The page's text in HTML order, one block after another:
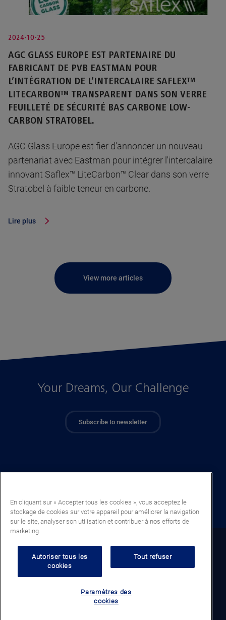
2024-10-25
AGC GLASS EUROPE EST PARTENAIRE DU
FABRICANT DE PVB EASTMAN POUR
L’INTÉGRATION DE L’INTERCALAIRE SAFLEX™
LITECARBON™ TRANSPARENT DANS SON VERRE
FEUILLETÉ DE SÉCURITÉ BAS CARBONE LOW-
CARBON STRATOBEL.
AGC Glass Europe est fier d'annoncer un nouveau
partenariat avec Eastman pour intégrer l'intercalaire
innovant Saflex™ LiteCarbon™ Clear dans son verre
Stratobel à faible teneur en carbone.
Lire plus
View more articles
Your Dreams, Our Challenge
Subscribe to newsletter
Benin (FR)
Legal notice
Politique de cookies
En cliquant sur « Accepter tous les cookies », vous acceptez le
stockage de cookies sur votre appareil pour améliorer la navigation
sur le site, analyser son utilisation et contribuer à nos efforts de
marketing.
Autoriser tous les
cookies
Tout refuser
Paramètres des
cookies